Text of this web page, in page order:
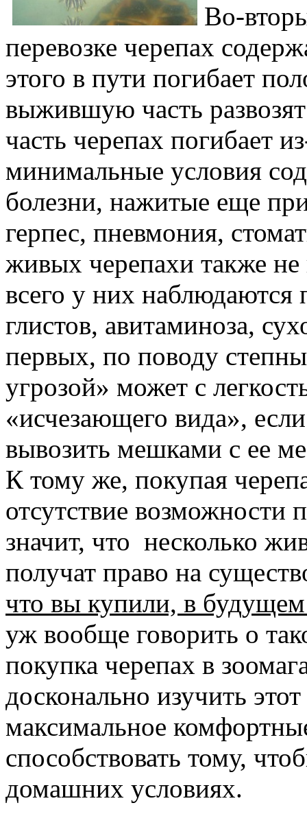
Во-
перевозке черепах
этого в пути погибает
выжившую часть
часть черепах погибает
минимальные условия
болезни, нажитые еще
герпес, пневмония,
живых черепахи также
всего у них
глистов, авитаминоза,
первых, по поводу
угрозой» может с
«исчезающего вида»,
вывозить мешками с ее
К тому же, покупая
отсутствие возможности
значит, что несколько
получат право на
что вы купили, в
уж вообще говорить о
покупка черепах в
досконально изучить
максимальное
способствовать тому,
домашних условиях.